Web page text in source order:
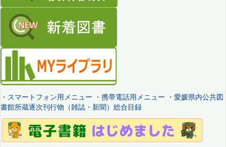
・ スマートフォン用メニュー ・ 携帯電話用メニュー ・ 愛媛県内公共図
書館所蔵逐次刊行物（雑誌・新聞）総合目録